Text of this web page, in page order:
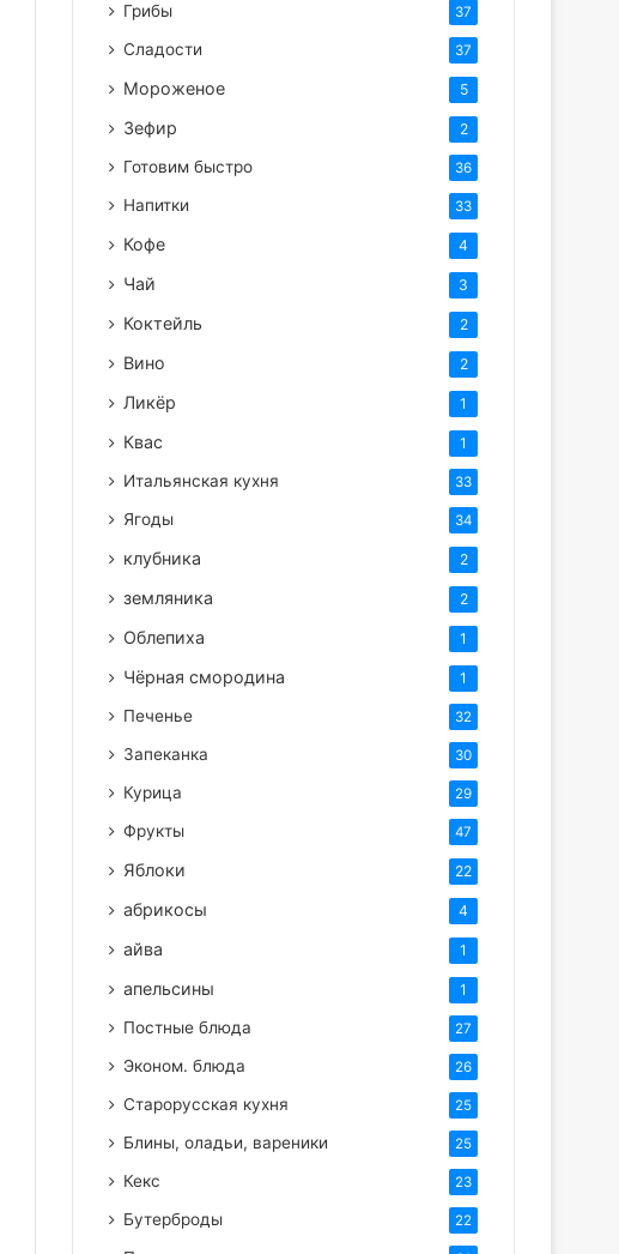
Грибы 37
Сладости 37
Мороженое 5
Зефир 2
Готовим быстро 36
Напитки 33
Кофе 4
Чай 3
Коктейль 2
Вино 2
Ликёр 1
Квас 1
Итальянская кухня 33
Ягоды 34
клубника 2
земляника 2
Облепиха 1
Чёрная смородина 1
Печенье 32
Запеканка 30
Курица 29
Фрукты 47
Яблоки 22
абрикосы 4
айва 1
апельсины 1
Постные блюда 27
Эконом. блюда 26
Старорусская кухня 25
Блины, оладьи, вареники 25
Кекс 23
Бутерброды 22